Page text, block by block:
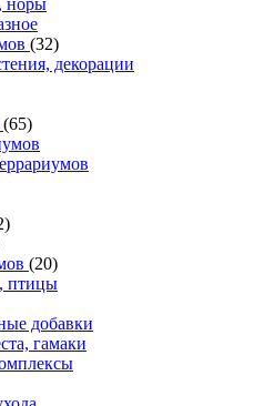
(32)
декорации
(65)
(20)
птицы
добавки
гамаки